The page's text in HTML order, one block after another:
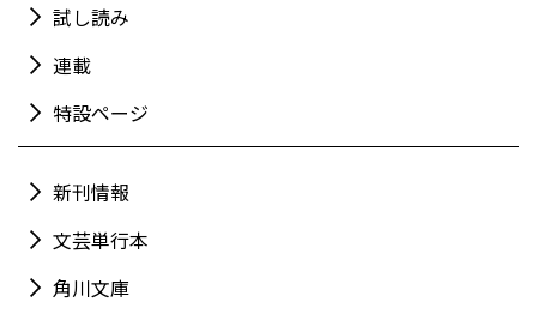
試し読み
連載
特設ページ
新刊情報
文芸単行本
角川文庫